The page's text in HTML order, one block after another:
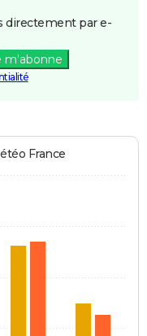
directement par e-
m'abonne
France